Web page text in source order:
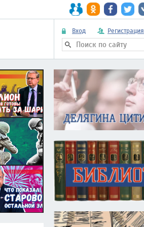
Вход Регистрация